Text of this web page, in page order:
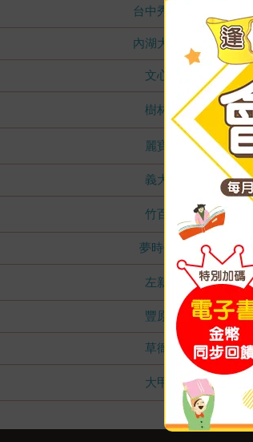
台中秀泰店
內湖大潤發
文心店
樹林店
麗寶店
義大店
竹百店
夢時代店
左新店
豐原店
草衙店
大甲店